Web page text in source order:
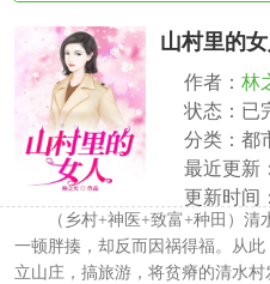
山村里的
作者： 林
状态：已
分类：都
最近更新：
更新时间
（乡村+神医+致富+种田）
一顿胖揍，却反而因祸得福。从
立山庄，搞旅游，将贫瘠的清水